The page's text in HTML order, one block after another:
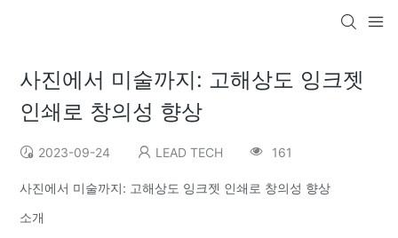
사진에서 미술까지: 고해상도 잉크젯
인쇄로 창의성 향상
2023-09-24 LEAD TECH 161
사진에서 미술까지: 고해상도 잉크젯 인쇄로 창의성 향상
소개